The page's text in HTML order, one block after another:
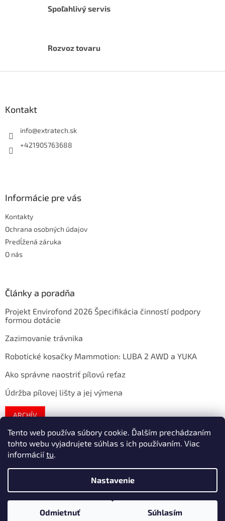
Tento web používa súbory cookie. Ďalším prechádzaním
tohto webu vyjadrujete súhlas s ich používaním. Viac
informáciítu.
Nastavenie
Odmietnuť Súhlasím
Spoľahlivý servis
Rozvoz tovaru
Kontakt
info@extratech.sk
+421905763688
Informácie pre vás
Kontakty
Ochrana osobných údajov
Predĺžená záruka
O nás
Články a poradňa
Projekt Envirofond 2026 Špecifikácia činností podpory
formou dotácie
Zazimovanie trávnika
Robotické kosačky Mammotion: LUBA 2 AWD a YUKA
Ako správne naostriť pílovú reťaz
Údržba pílovej lišty a jej výmena
ARCHÍV
extratech. Všetky práva vyhradené.
nastavenie cookies